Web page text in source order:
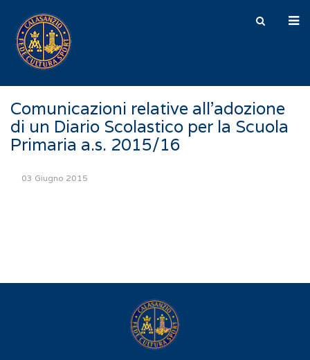
Comunicazioni relative all'adozione
di un Diario Scolastico per la Scuola
Primaria a.s. 2015/16
03 Giugno 2015